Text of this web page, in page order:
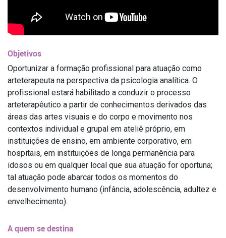
Objetivos
Oportunizar a formação profissional para atuação como
arteterapeuta na perspectiva da psicologia analítica. O
profissional estará habilitado a conduzir o processo
arteterapêutico a partir de conhecimentos derivados das
áreas das artes visuais e do corpo e movimento nos
contextos individual e grupal em ateliê próprio, em
instituições de ensino, em ambiente corporativo, em
hospitais, em instituições de longa permanência para
idosos ou em qualquer local que sua atuação for oportuna;
tal atuação pode abarcar todos os momentos do
desenvolvimento humano (infância, adolescência, adultez e
envelhecimento).
A quem se destina